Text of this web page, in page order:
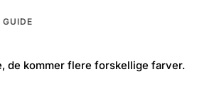
de kommer flere forskellige farver.
GUIDE